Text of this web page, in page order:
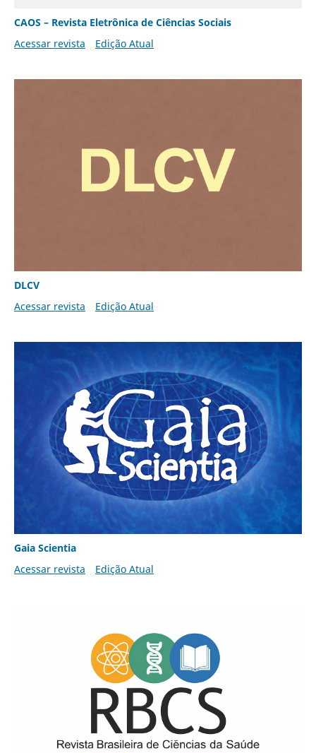
CAOS – Revista Eletrônica de Ciências Sociais
Acessar revista
Edição Atual
DLCV
Acessar revista
Edição Atual
Gaia Scientia
Acessar revista
Edição Atual